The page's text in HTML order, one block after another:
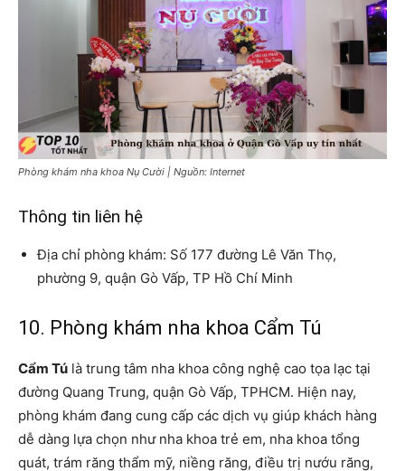
Phòng khám nha khoa Nụ Cười | Nguồn: Internet
Thông tin liên hệ
Địa chỉ phòng khám: Số 177 đường Lê Văn Thọ,
phường 9, quận Gò Vấp, TP Hồ Chí Minh
10. Phòng khám nha khoa Cẩm Tú
Cẩm Tú là trung tâm nha khoa công nghệ cao tọa lạc tại
đường Quang Trung, quận Gò Vấp, TPHCM. Hiện nay,
phòng khám đang cung cấp các dịch vụ giúp khách hàng
dễ dàng lựa chọn như nha khoa trẻ em, nha khoa tổng
quát, trám răng thẩm mỹ, niềng răng, điều trị nướu răng,